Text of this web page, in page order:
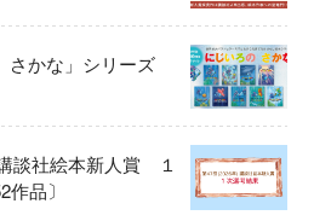
かな」シリーズ
談社絵本新人賞 １
品〕